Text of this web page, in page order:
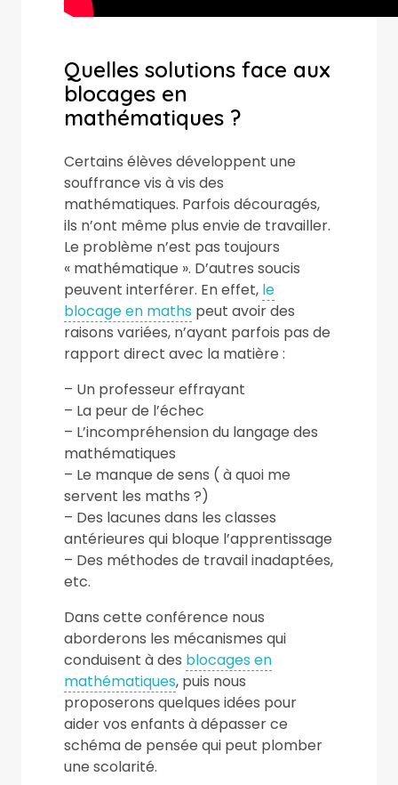
Quelles solutions face aux
blocages en
mathématiques ?
Certains élèves développent une
souffrance vis à vis des
mathématiques. Parfois découragés,
ils n’ont même plus envie de travailler.
Le problème n’est pas toujours
« mathématique ». D’autres soucis
peuvent interférer. En effet, le
blocage en maths peut avoir des
raisons variées, n’ayant parfois pas de
rapport direct avec la matière :
– Un professeur effrayant
– La peur de l’échec
– L’incompréhension du langage des
mathématiques
– Le manque de sens ( à quoi me
servent les maths ?)
– Des lacunes dans les classes
antérieures qui bloque l’apprentissage
– Des méthodes de travail inadaptées,
etc.
Dans cette conférence nous
aborderons les mécanismes qui
conduisent à des blocages en
mathématiques, puis nous
proposerons quelques idées pour
aider vos enfants à dépasser ce
schéma de pensée qui peut plomber
une scolarité.